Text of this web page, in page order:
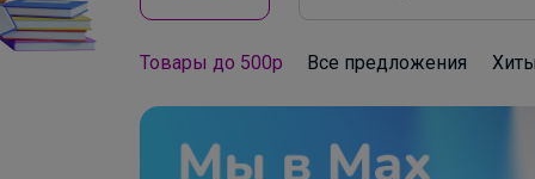
Товары до 500р Все предложения Хиты